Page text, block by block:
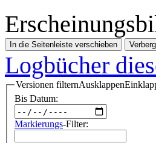
In die Seitenleiste verschieben
Logbücher
Versionen filternAusklappen
Bis Datum:
Markierungs-Filter: